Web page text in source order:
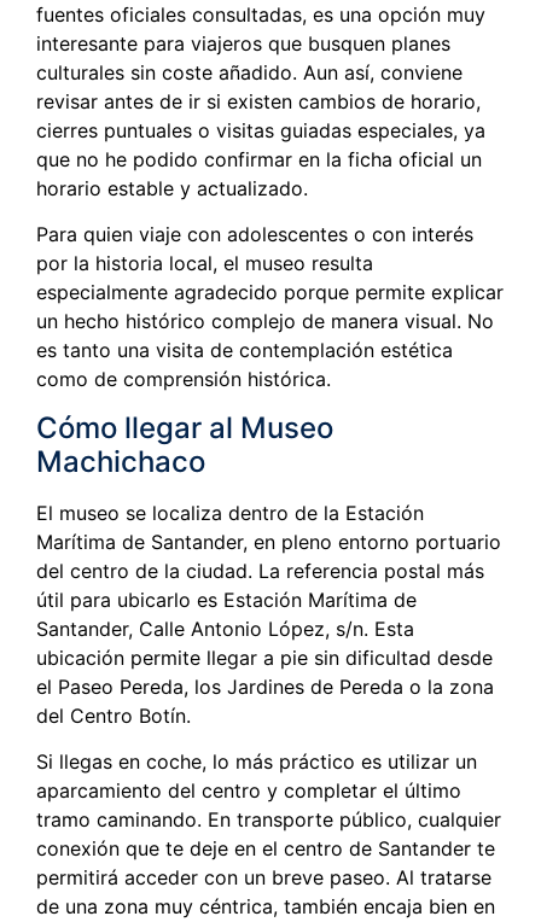
fuentes oficiales consultadas, es una opción muy
interesante para viajeros que busquen planes
culturales sin coste añadido. Aun así, conviene
revisar antes de ir si existen cambios de horario,
cierres puntuales o visitas guiadas especiales, ya
que no he podido confirmar en la ficha oficial un
horario estable y actualizado.
Para quien viaje con adolescentes o con interés
por la historia local, el museo resulta
especialmente agradecido porque permite explicar
un hecho histórico complejo de manera visual. No
es tanto una visita de contemplación estética
como de comprensión histórica.
Cómo llegar al Museo
Machichaco
El museo se localiza dentro de la Estación
Marítima de Santander, en pleno entorno portuario
del centro de la ciudad. La referencia postal más
útil para ubicarlo es Estación Marítima de
Santander, Calle Antonio López, s/n. Esta
ubicación permite llegar a pie sin dificultad desde
el Paseo Pereda, los Jardines de Pereda o la zona
del Centro Botín.
Si llegas en coche, lo más práctico es utilizar un
aparcamiento del centro y completar el último
tramo caminando. En transporte público, cualquier
conexión que te deje en el centro de Santander te
permitirá acceder con un breve paseo. Al tratarse
de una zona muy céntrica, también encaja bien en